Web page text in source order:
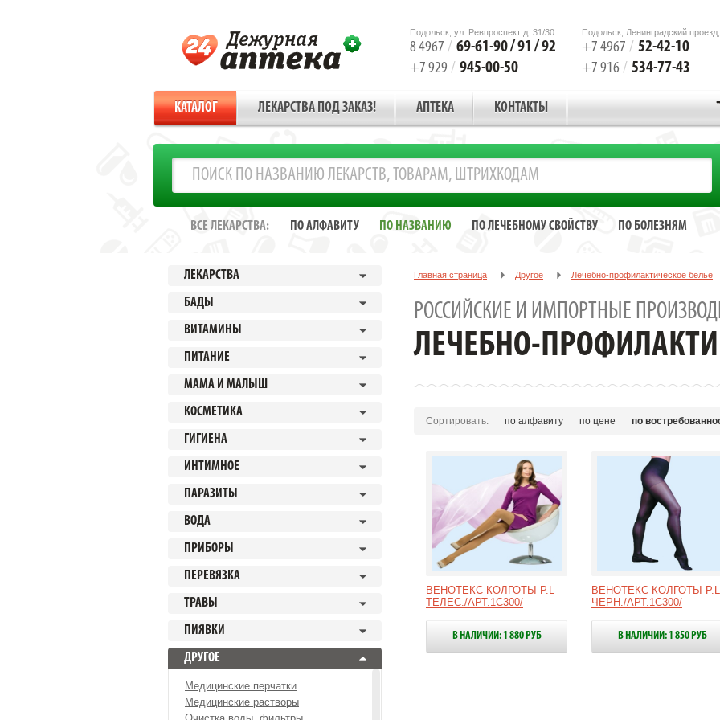
Подольск, ул. Ревпроспект д. 31/30
8 4967 / 69-61-90 / 91 / 92
+7 929 / 945-00-50
Подольск, Ленинградский
+7 4967 / 52-42-10
+7 916 / 534-77-43
КАТАЛОГ ЛЕКАРСТВА ПОД ЗАКАЗ! АПТЕКА КОНТАКТЫ
ВСЕ ЛЕКАРСТВА: ПО АЛФАВИТУ ПО НАЗВАНИЮ ПО ЛЕЧЕБНОМУ СВОЙСТВУ ПО БОЛЕЗНЯМ
ЛЕКАРСТВА
БАДЫ
ВИТАМИНЫ
ПИТАНИЕ
МАМА И МАЛЫШ
КОСМЕТИКА
ГИГИЕНА
ИНТИМНОЕ
ПАРАЗИТЫ
ВОДА
ПРИБОРЫ
ПЕРЕВЯЗКА
ТРАВЫ
ПИЯВКИ
ДРУГОЕ
Медицинские перчатки
Медицинские растворы
Главная страница Другое Лечебно-профилактическое белье
РОССИЙСКИЕ И ИМПОРТНЫЕ
ЛЕЧЕБНО-
Сортировать: по алфавиту по цене по
ВЕНОТЕКС КОЛГОТЫ Р.L
ТЕЛЕС./АРТ.1С300/
В НАЛИЧИИ: 1 880 РУБ
ВЕНОТЕКС КОЛГОТЫ Р.L
ЧЕРН./АРТ.1С300/
В НАЛИЧИИ: 1 850 РУБ